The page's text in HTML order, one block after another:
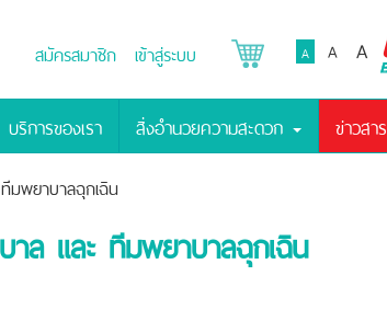
สมัครสมาชิก เข้าสู่ระบบ A A A
บริการของเรา สิ่งอำนวยความสะดวก ข่าวสาร
มพยาบาลฉุกเฉิน
ล และ ทีมพยาบาลฉุกเฉิน